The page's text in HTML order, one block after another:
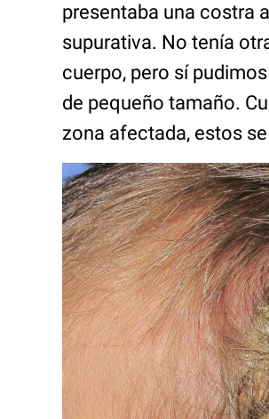
presentaba una costra
supurativa. No tenía
cuerpo, pero sí
de pequeño tamaño.
zona afectada, estos